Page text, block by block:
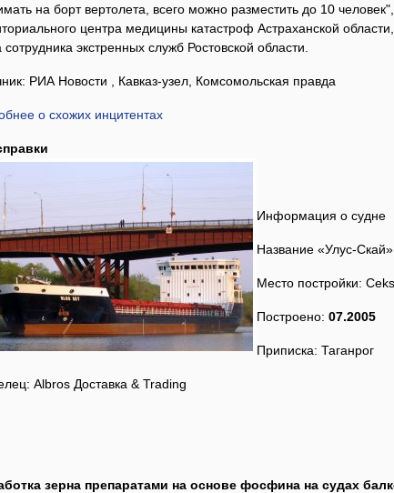
на борт вертолета, всего можно разместить до 10
центра медицины катастроф Астраханской области,
сотрудника экстренных служб Ростовской области.
РИА Новости , Кавказ-узел, Комсомольская правда
о схожих инцитентах
Информация о судне
Название «Улус-
Место постройки:
Построено: 07.2005
Приписка: Таганрог
Albros Доставка & Trading
зерна препаратами на основе фосфина на судах